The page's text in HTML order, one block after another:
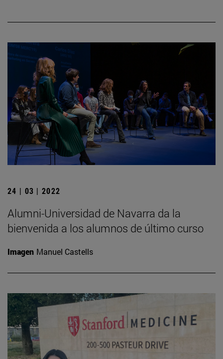
24 | 03 | 2022
Alumni-Universidad de Navarra da la
bienvenida a los alumnos de último curso
Imagen Manuel Castells